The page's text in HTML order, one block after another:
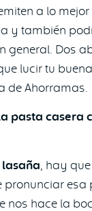
a lo mejor
y también
general. Dos
lucir tu
de Ahorramas.
pasta casera
lasaña , hay
pronunciar
nos hace la